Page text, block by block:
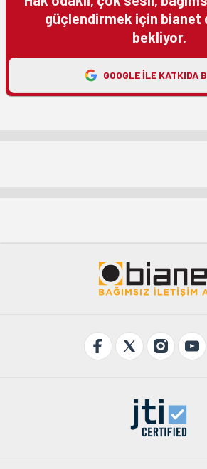
güçlendirmek için bianet
bekliyor.
GOOGLE ILE KATKIDA